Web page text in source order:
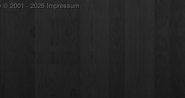
© 2001 - 2026 Impressum